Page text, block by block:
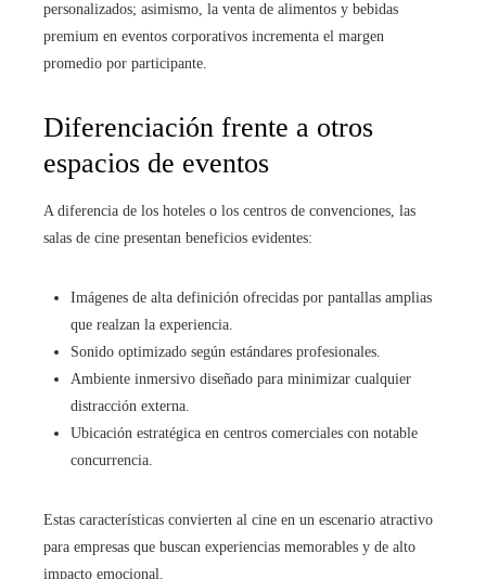
personalizados; asimismo, la venta de alimentos y bebidas
premium en eventos corporativos incrementa el margen
promedio por participante.
Diferenciación frente a otros
espacios de eventos
A diferencia de los hoteles o los centros de convenciones, las
salas de cine presentan beneficios evidentes:
Imágenes de alta definición ofrecidas por pantallas amplias
que realzan la experiencia.
Sonido optimizado según estándares profesionales.
Ambiente inmersivo diseñado para minimizar cualquier
distracción externa.
Ubicación estratégica en centros comerciales con notable
concurrencia.
Estas características convierten al cine en un escenario atractivo
para empresas que buscan experiencias memorables y de alto
impacto emocional.